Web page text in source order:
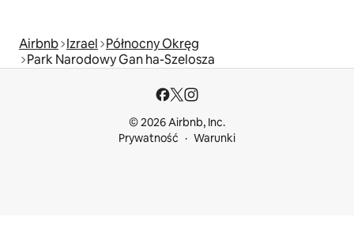
Airbnb Izrael Północny Okręg
Park Narodowy Gan ha-Szelosza
© 2026 Airbnb, Inc.
Prywatność
Warunki